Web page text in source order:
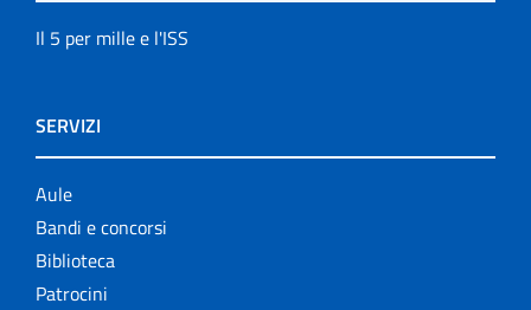
Il 5 per mille e l'ISS
SERVIZI
Aule
Bandi e concorsi
Biblioteca
Patrocini